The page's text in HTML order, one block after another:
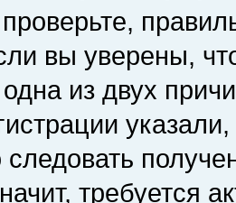
вы уверены,
из двух
требуется